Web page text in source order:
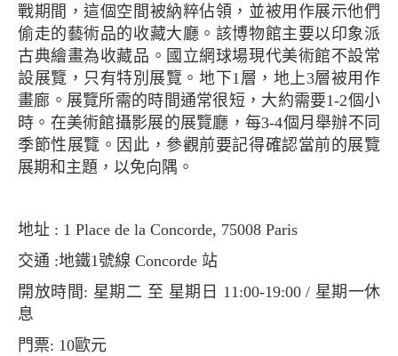
戰期間，這個空間被納粹佔領，並被用作展示他們
偷走的藝術品的收藏大廳。該博物館主要以印象派
古典繪畫為收藏品。國立網球場現代美術館不設常
設展覽，只有特別展覽。地下1層，地上3層被用作
畫廊。展覽所需的時間通常很短，大約需要1-2個小
時。在美術館攝影展的展覽廳，每3-4個月舉辦不同
季節性展覽。因此，參觀前要記得確認當前的展覽
展期和主題，以免向隅。
地址 : 1 Place de la Concorde, 75008 Paris
交通 :地鐵1號線 Concorde 站
開放時間: 星期二 至 星期日 11:00-19:00 / 星期一休
息
門票: 10歐元